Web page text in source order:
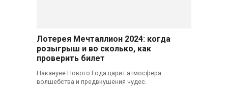
Лотерея Мечталлион 2024: когда
розыгрыш и во сколько, как
проверить билет
Накануне Нового Года царит атмосфера
волшебства и предвкушения чудес.